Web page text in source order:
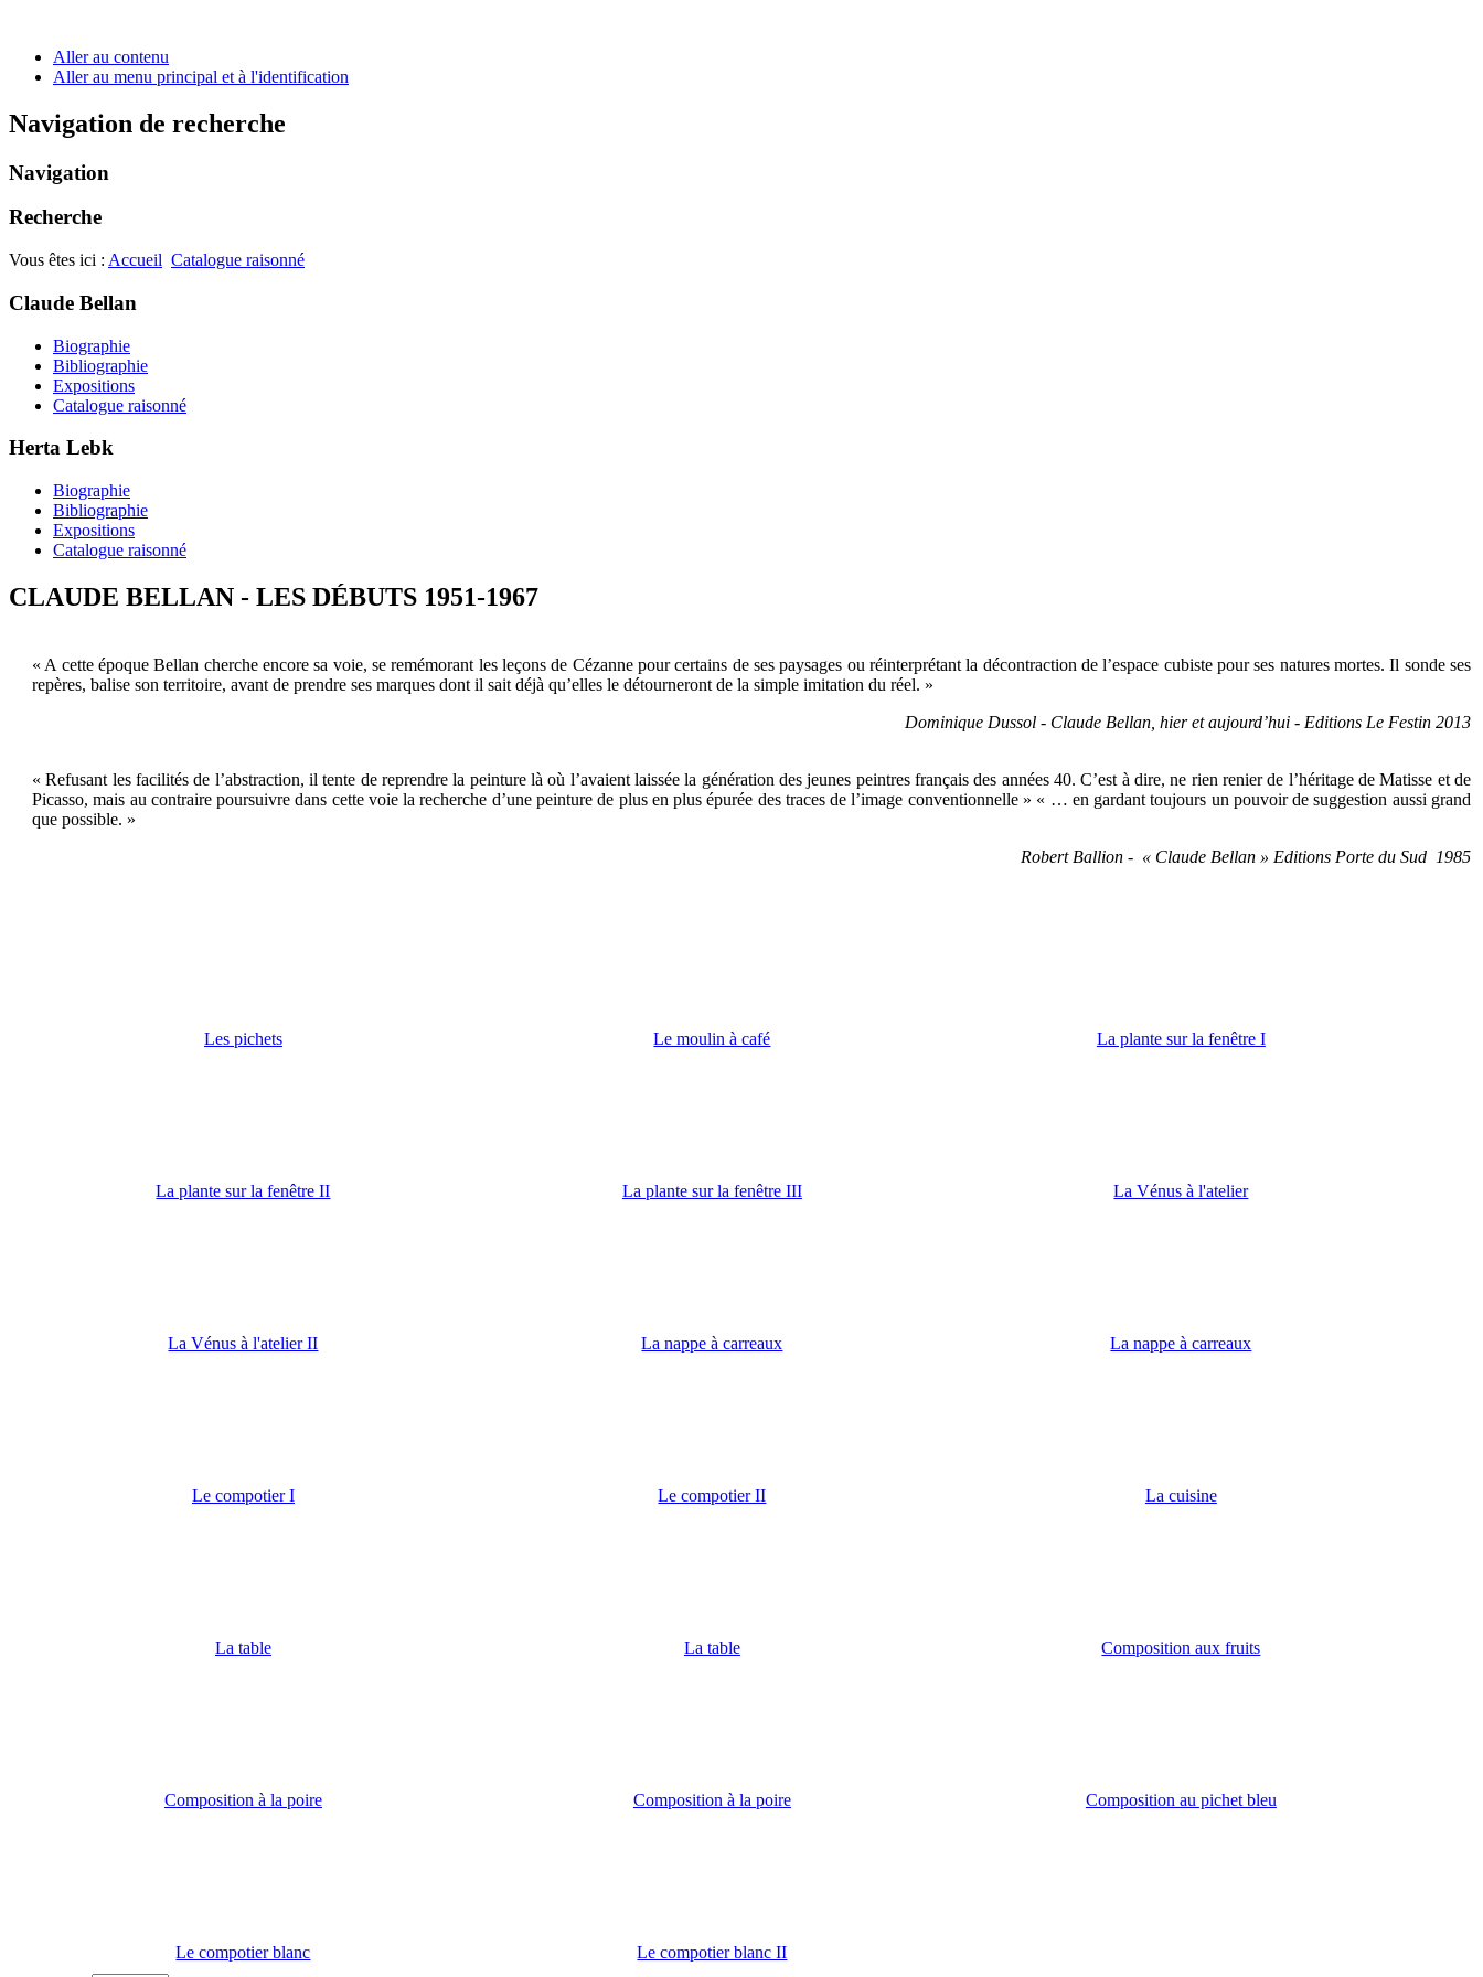
Aller au contenu
Aller au menu principal et à l'identification
Navigation de recherche
Navigation
Recherche
Vous êtes ici : Accueil Catalogue raisonné
Claude Bellan
Biographie
Bibliographie
Expositions
Catalogue raisonné
Herta Lebk
Biographie
Bibliographie
Expositions
Catalogue raisonné
CLAUDE BELLAN - LES DÉBUTS 1951-1967
« A cette époque Bellan cherche encore sa voie, se remémorant les leçons de Cézanne pour certains de ses paysages ou réinterprétant la décontraction de l’espace cubiste pour ses natures mortes. Il sonde ses
repères, balise son territoire, avant de prendre ses marques dont il sait déjà qu’elles le détourneront de la simple imitation du réel. »
Dominique Dussol - Claude Bellan, hier et aujourd’hui - Editions Le Festin 2013
« Refusant les facilités de l’abstraction, il tente de reprendre la peinture là où l’avaient laissée la génération des jeunes peintres français des années 40. C’est à dire, ne rien renier de l’héritage de Matisse et de
Picasso, mais au contraire poursuivre dans cette voie la recherche d’une peinture de plus en plus épurée des traces de l’image conventionnelle » « … en gardant toujours un pouvoir de suggestion aussi grand
que possible. »
Robert Ballion - « Claude Bellan » Editions Porte du Sud 1985
Les pichets Le moulin à café La plante sur la fenêtre I
La plante sur la fenêtre II La plante sur la fenêtre III La Vénus à l'atelier
La Vénus à l'atelier II La nappe à carreaux La nappe à carreaux
Le compotier I Le compotier II La cuisine
La table La table Composition aux fruits
Composition à la poire Composition à la poire Composition au pichet bleu
Le compotier blanc
Le compotier blanc II